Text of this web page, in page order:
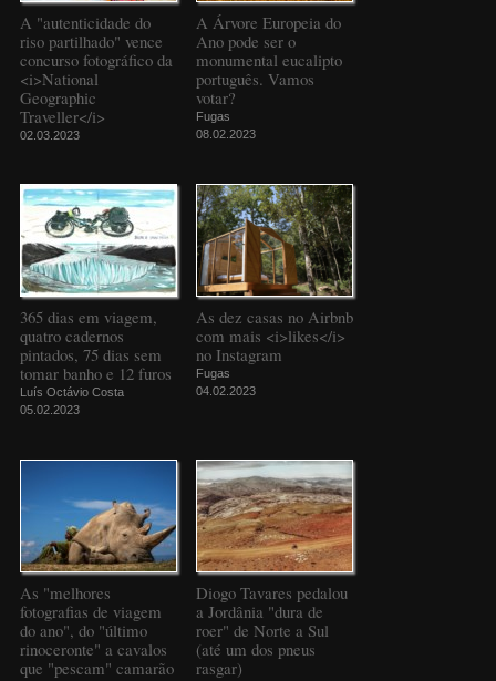
A "autenticidade do
riso partilhado" vence
concurso fotográfico da
<i>National
Geographic
Traveller</i>
02.03.2023
A Árvore Europeia do
Ano pode ser o
monumental eucalipto
português. Vamos
votar?
Fugas
08.02.2023
365 dias em viagem,
quatro cadernos
pintados, 75 dias sem
tomar banho e 12 furos
Luís Octávio Costa
05.02.2023
As dez casas no Airbnb
com mais <i>likes</i>
no Instagram
Fugas
04.02.2023
As "melhores
fotografias de viagem
do ano", do "último
rinoceronte" a cavalos
que "pescam" camarão
Diogo Tavares pedalou
a Jordânia "dura de
roer" de Norte a Sul
(até um dos pneus
rasgar)